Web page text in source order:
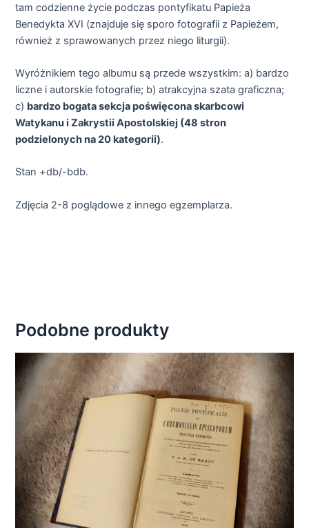
tam codzienne życie podczas pontyfikatu Papieża
Benedykta XVI (znajduje się sporo fotografii z Papieżem,
również z sprawowanych przez niego liturgii).
Wyróżnikiem tego albumu są przede wszystkim: a) bardzo
liczne i autorskie fotografie; b) atrakcyjna szata graficzna;
c) bardzo bogata sekcja poświęcona skarbcowi
Watykanu i Zakrystii Apostolskiej (48 stron
podzielonych na 20 kategorii).
Stan +db/-bdb.
Zdjęcia 2-8 poglądowe z innego egzemplarza.
Podobne produkty